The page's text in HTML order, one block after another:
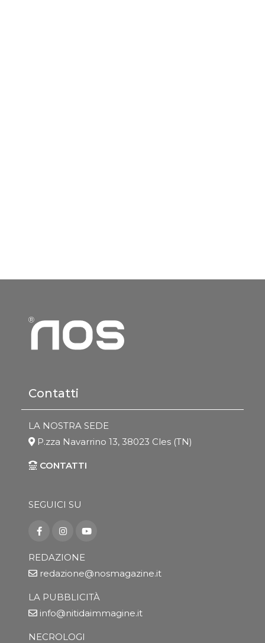
Contatti
LA NOSTRA SEDE
P.zza Navarrino 13, 38023 Cles (TN)
CONTATTI
SEGUICI SU
REDAZIONE
redazione@nosmagazine.it
LA PUBBLICITÀ
info@nitidaimmagine.it
NECROLOGI